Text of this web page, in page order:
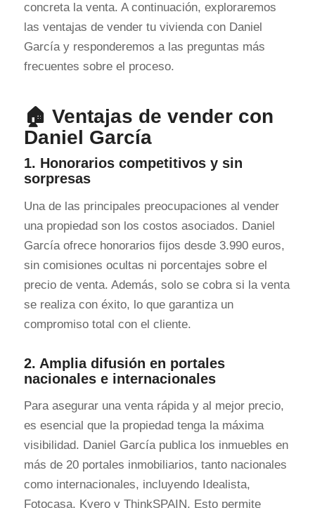
concreta la venta. A continuación, exploraremos
las ventajas de vender tu vivienda con Daniel
García y responderemos a las preguntas más
frecuentes sobre el proceso.
🏠 Ventajas de vender con
Daniel García
1. Honorarios competitivos y sin
sorpresas
Una de las principales preocupaciones al vender
una propiedad son los costos asociados. Daniel
García ofrece honorarios fijos desde 3.990 euros,
sin comisiones ocultas ni porcentajes sobre el
precio de venta. Además, solo se cobra si la venta
se realiza con éxito, lo que garantiza un
compromiso total con el cliente.
2. Amplia difusión en portales
nacionales e internacionales
Para asegurar una venta rápida y al mejor precio,
es esencial que la propiedad tenga la máxima
visibilidad. Daniel García publica los inmuebles en
más de 20 portales inmobiliarios, tanto nacionales
como internacionales, incluyendo Idealista,
Fotocasa, Kyero y ThinkSPAIN. Esto permite